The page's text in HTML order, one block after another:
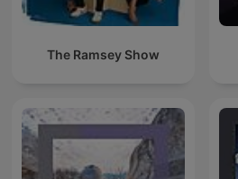
The Ramsey Show